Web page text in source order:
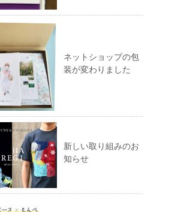
ネットショップの包
装が変わりました
新しい取り組みのお
知らせ